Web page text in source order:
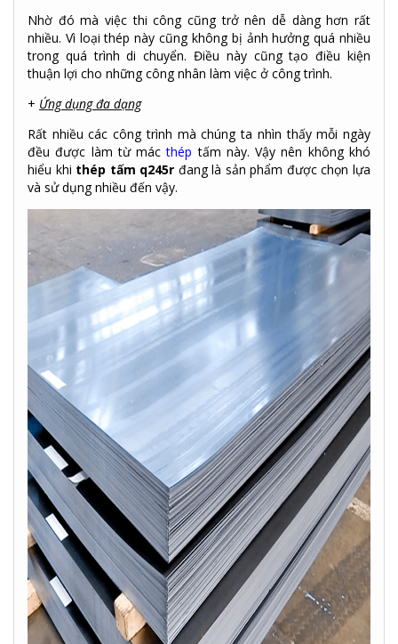
Nhờ đó mà việc thi công cũng trở nên dễ dàng hơn rất
nhiều. Vì loại thép này cũng không bị ảnh hưởng quá nhiều
trong quá trình di chuyển. Điều này cũng tạo điều kiện
thuận lợi cho những công nhân làm việc ở công trình.
+ Ứng dụng đa dạng
Rất nhiều các công trình mà chúng ta nhìn thấy mỗi ngày
đều được làm từ mácthép tấm này. Vậy nên không khó
hiểu khi thép tấm q245r đang là sản phẩm được chọn lựa
và sử dụng nhiều đến vậy.